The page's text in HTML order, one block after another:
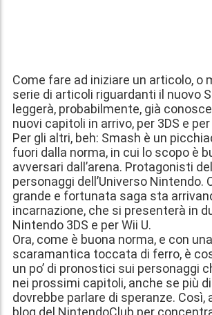
Come fare ad iniziare un articolo, o
serie di articoli riguardanti il nuovo
leggerà, probabilmente, già
nuovi capitoli in arrivo, per 3DS e per
Per gli altri, beh: Smash è un
fuori dalla norma, in cui lo scopo è
avversari dall’arena. Protagonisti
personaggi dell’Universo Nintendo.
grande e fortunata saga sta
incarnazione, che si presenterà in
Nintendo 3DS e per Wii U.
Ora, come è buona norma, e con
scaramantica toccata di ferro, è
un po’ di pronostici sui personaggi
nei prossimi capitoli, anche se più
dovrebbe parlare di speranze. Così,
blog del NintendoClub per